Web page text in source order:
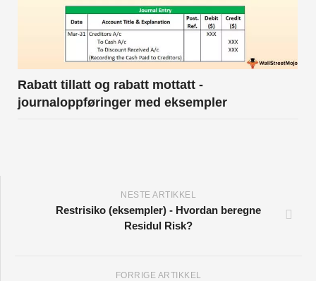
Rabatt tillatt og rabatt mottatt -
journaloppføringer med eksempler
NESTE ARTIKKEL
Restrisiko (eksempler) - Hvordan beregne
Residul Risk?
FORRIGE ARTIKKEL